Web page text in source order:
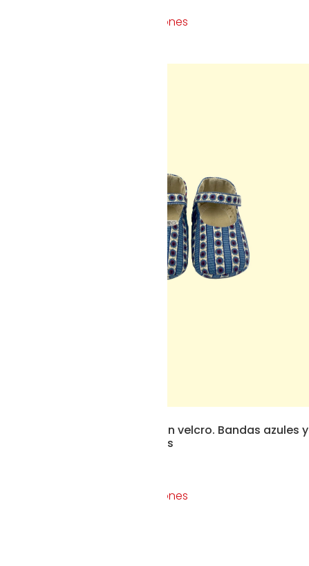
Seleccionar opciones
Merceditas con un velcro. Bandas azules y
blancas tapiceras
Seleccionar opciones